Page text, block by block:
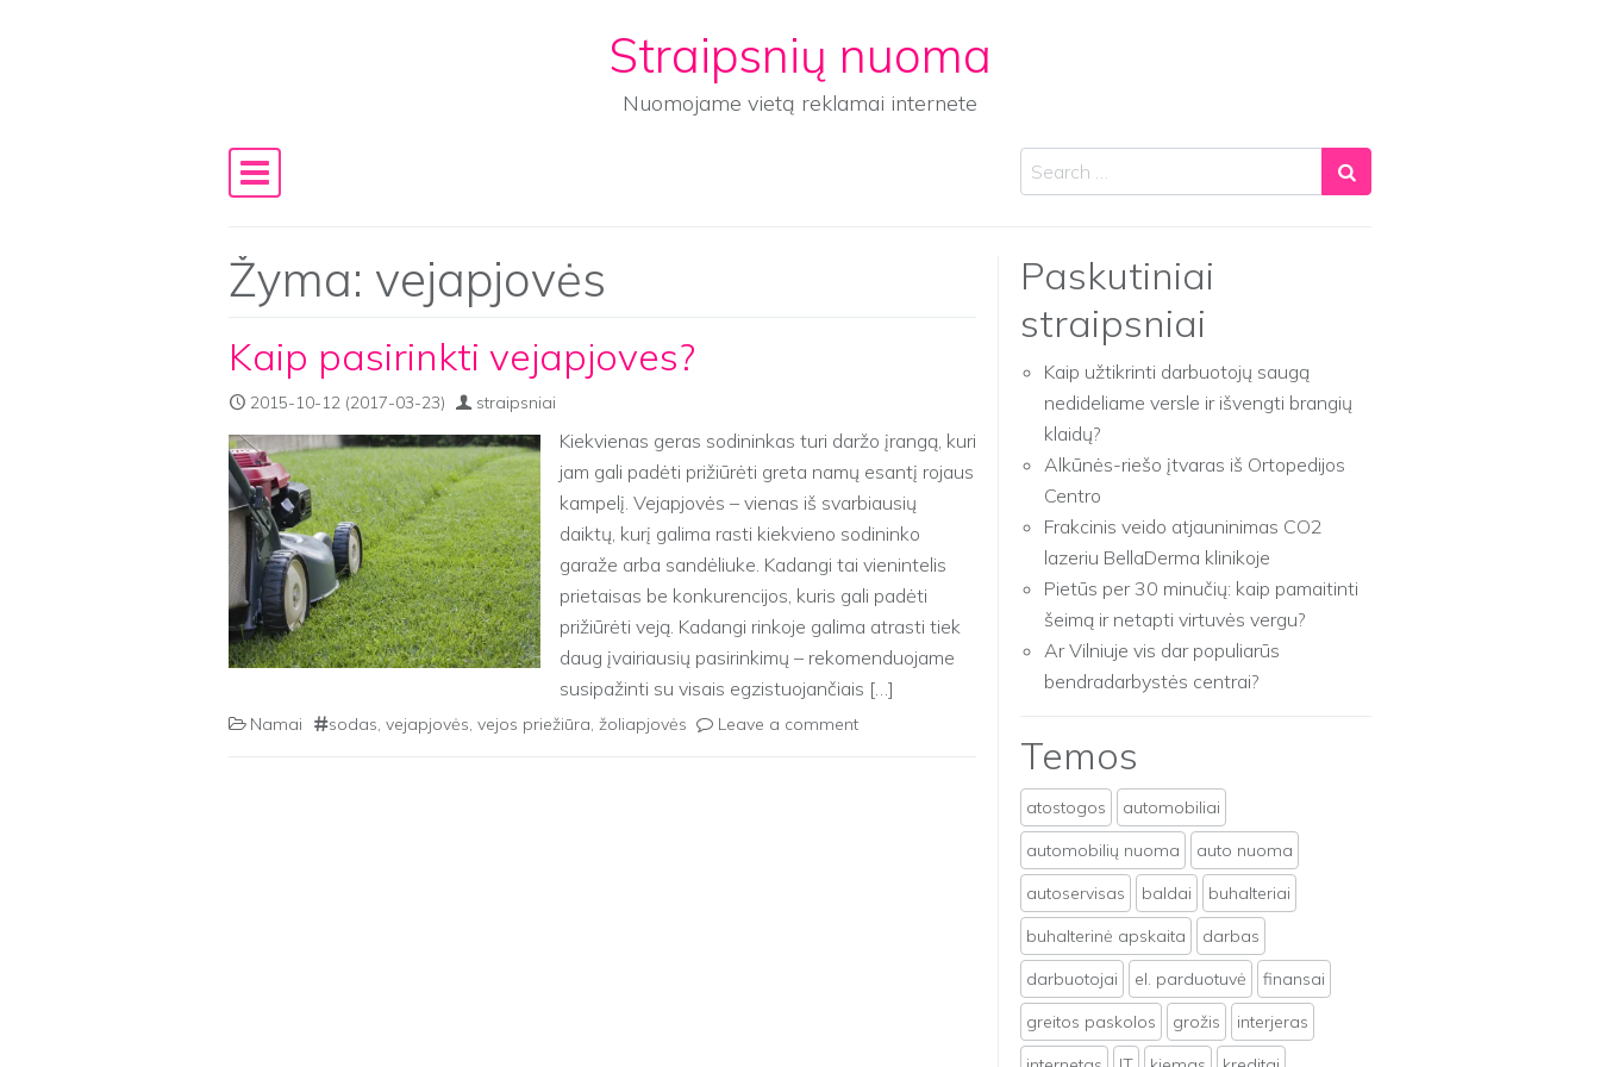
Straipsnių nuoma
Nuomojame vietą reklamai internete
Main Navigation
Search
Žyma: vejapjovės
Kaip pasirinkti vejapjoves?
2015-10-12 (2017-03-23) straipsniai
Kiekvienas geras sodininkas turi daržo įrangą, kuri
jam gali padėti prižiūrėti greta namų esantį rojaus
kampelį. Vejapjovės – vienas iš svarbiausių
daiktų, kurį galima rasti kiekvieno sodininko
garaže arba sandėliuke. Kadangi tai vienintelis
prietaisas be konkurencijos, kuris gali padėti
prižiūrėti veją. Kadangi rinkoje galima atrasti tiek
daug įvairiausių pasirinkimų – rekomenduojame
susipažinti su visais egzistuojančiais […]
Namai sodas, vejapjovės, vejos priežiūra, žoliapjovės Leave a comment
Paskutiniai
straipsniai
Kaip užtikrinti darbuotojų saugą
nedideliame versle ir išvengti brangių
klaidų?
Alkūnės-riešo įtvaras iš Ortopedijos
Centro
Frakcinis veido atjauninimas CO2
lazeriu BellaDerma klinikoje
Pietūs per 30 minučių: kaip pamaitinti
šeimą ir netapti virtuvės vergu?
Ar Vilniuje vis dar populiarūs
bendradarbystės centrai?
Temos
atostogos
automobiliai
automobilių nuoma
auto nuoma
autoservisas
baldai
buhalteriai
buhalterinė apskaita
darbas
darbuotojai
el. parduotuvė
finansai
greitos paskolos
grožis
interjeras